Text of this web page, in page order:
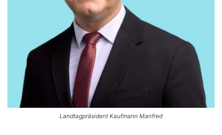
Landtagpräsident Kaufmann Manfred